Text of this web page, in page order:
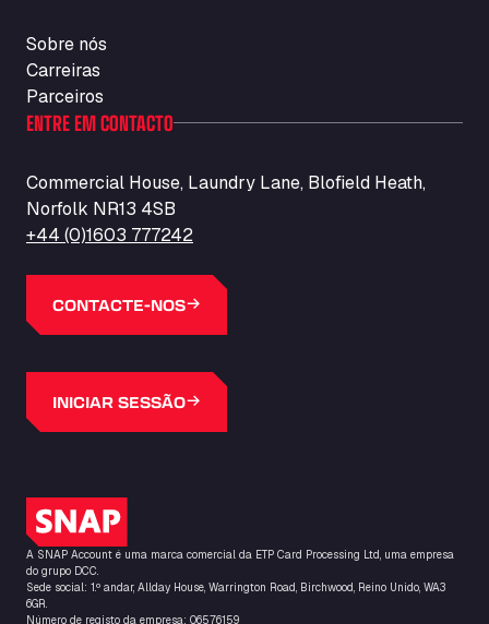
Sobre nós
Carreiras
Parceiros
ENTRE EM CONTACTO
Commercial House, Laundry Lane, Blofield Heath,
Norfolk NR13 4SB
+44 (0)1603 777242
CONTACTE-NOS
INICIAR SESSÃO
Logótipo do SNAP
A SNAP Account é uma marca comercial da ETP Card Processing Ltd, uma empresa
do grupo DCC.
Sede social: 1.º andar, Allday House, Warrington Road, Birchwood, Reino Unido, WA3
6GR.
Número de registo da empresa: 06576159